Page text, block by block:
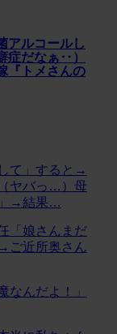
アルコールし
症だなぁ‥）
『トメさんの
て」すると→
ヤバっ…）母
」→結果…
「娘さんまだ
ご近所奥さん
んだよ！」